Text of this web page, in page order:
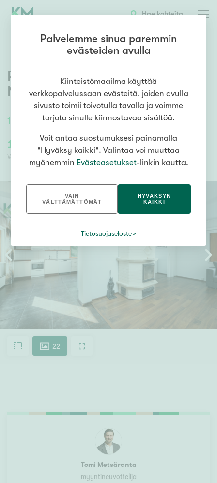
Hae kohteita
100 /100m² 4h, k, s, kph
Pietarinmäentie 6,Klaukkala
Nurmijärvi
185 000,00 €
Velaton hinta
185 000,00 €
22
Tomi Metsäranta
myyntineuvottelija
Palvelemme sinua paremmin
evästeiden avulla
Kiinteistömaailma käyttää
verkkopalvelussaan evästeitä, joiden avulla
sivusto toimii toivotulla tavalla ja voimme
tarjota sinulle kiinnostavaa sisältöä.
Voit antaa suostumuksesi painamalla
"Hyväksy kaikki". Valintaa voi muuttaa
myöhemmin Evästeasetukset-linkin kautta.
VAIN
VÄLTTÄMÄTTÖMÄT
HYVÄKSYN
KAIKKI
Tietosuojaseloste